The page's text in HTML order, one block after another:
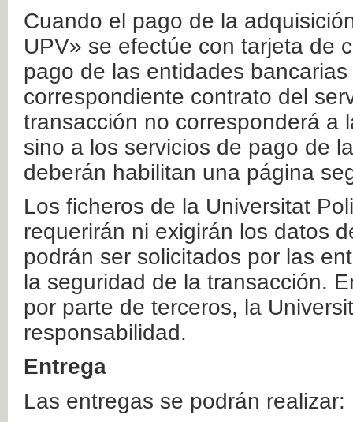
Cuando el pago de la
UPV» se efectúe con tarjeta de
pago de las entidades
correspondiente contrato del
transacción no corresponderá a
sino a los servicios de pago de
deberán habilitan una página
Los ficheros de la Universitat
requerirán ni exigirán los datos
podrán ser solicitados por las
la seguridad de la transacción.
por parte de terceros, la
responsabilidad.
Entrega
Las entregas se podrán realizar: